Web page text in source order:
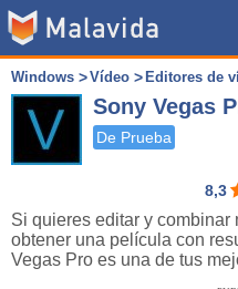
Windows Vídeo Editores de
Sony Vegas
De Prueba
8,3
Si quieres editar y
obtener una película con
Vegas Pro es una de tus